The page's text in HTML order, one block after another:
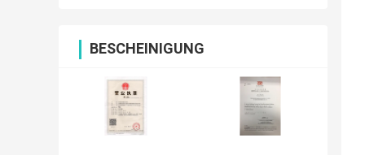
BESCHEINIGUNG